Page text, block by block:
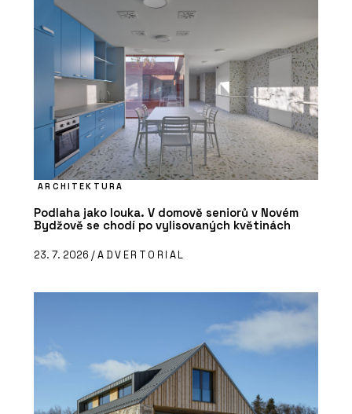
ARCHITEKTURA
Podlaha jako louka. V domově seniorů v Novém
Bydžově se chodí po vylisovaných květinách
23. 7. 2026 /ADVERTORIAL